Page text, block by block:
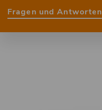
Fragen und Antworten